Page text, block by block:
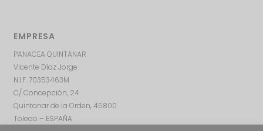
EMPRESA
PANACEA QUINTANAR
Vicente Díaz Jorge
N.I.F. 70353463M
C/ Concepción, 24
Quintanar de la Orden, 45800
Toledo – ESPAÑA